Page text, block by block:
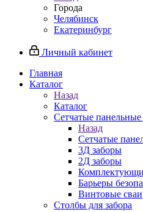
Города
Челябинск
Екатеринбург
Личный кабинет
Главная
Каталог
Назад
Каталог
Сетчатые
Назад
Сетчатые
3Д заборы
2Д заборы
Барьеры
Винтовые сваи
Столбы для забора